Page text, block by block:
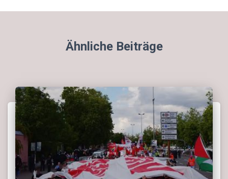
Ähnliche Beiträge